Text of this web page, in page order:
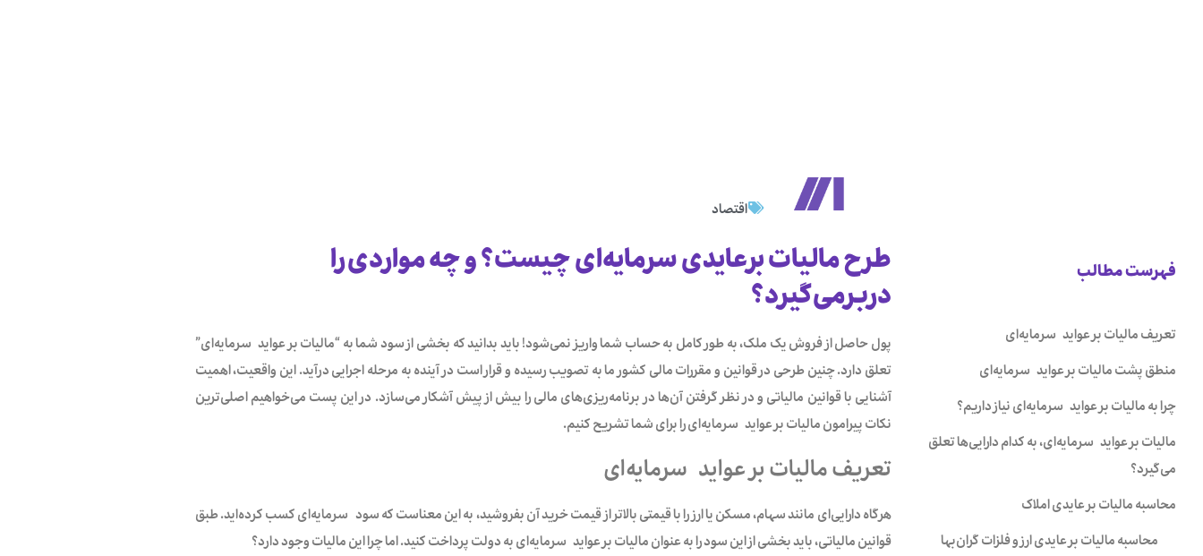
اقتصاد
فهرست مطالب
تعریف مالیات بر عواید سرمایه‌ای
منطق پشت مالیات بر عواید سرمایه‌ای
چرا به مالیات بر عواید سرمایه‌ای نیاز داریم؟
مالیات بر عواید سرمایه‌ای، به کدام دارایی‌ها تعلق
می‌گیرد؟
محاسبه مالیات بر عایدی املاک
محاسبه مالیات بر عایدی ارز و فلزات گران‌بها
طرح مالیات برعایدی سرمایه‌ای چیست؟ و چه مواردی را
دربرمی‌گیرد؟‎
پول حاصل از فروش یک ملک، به طور کامل به حساب شما واریز نمی‌شود! باید بدانید که بخشی از سود شما به “مالیات بر عواید سرمایه‌ای”
تعلق دارد.‌ چنین طرحی در قوانین و مقررات مالی کشور‌ ما به تصویب رسیده و قرار است در آینده به مرحله اجرایی درآید. این واقعیت، اهمیت
آشنایی با قوانین مالیاتی و در نظر گرفتن آن‌ها در برنامه‌ریزی‌های مالی را بیش از پیش آشکار می‌سازد. در این پست می‌خواهیم اصلی‌ترین
نکات پیرامون مالیات بر عواید سرمایه‌ای را برای شما تشریح کنیم.
تعریف مالیات بر عواید سرمایه‌ای
هرگاه دارایی‌ای مانند سهام، مسکن یا ارز را با قیمتی بالاتر از قیمت خرید آن بفروشید، به این معناست که سود سرمایه‌ای کسب کرده‌اید. طبق
قوانین مالیاتی، باید بخشی از این سود را به عنوان مالیات بر عواید سرمایه‌ای به دولت پرداخت کنید. اما چرا این مالیات وجود دارد؟